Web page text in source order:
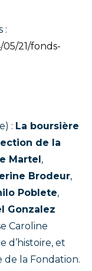
:
21/fonds-
: La boursière
de la
Martel,
Brodeur,
Poblete,
Gonzalez
Caroline
d’histoire, et
de la Fondation.